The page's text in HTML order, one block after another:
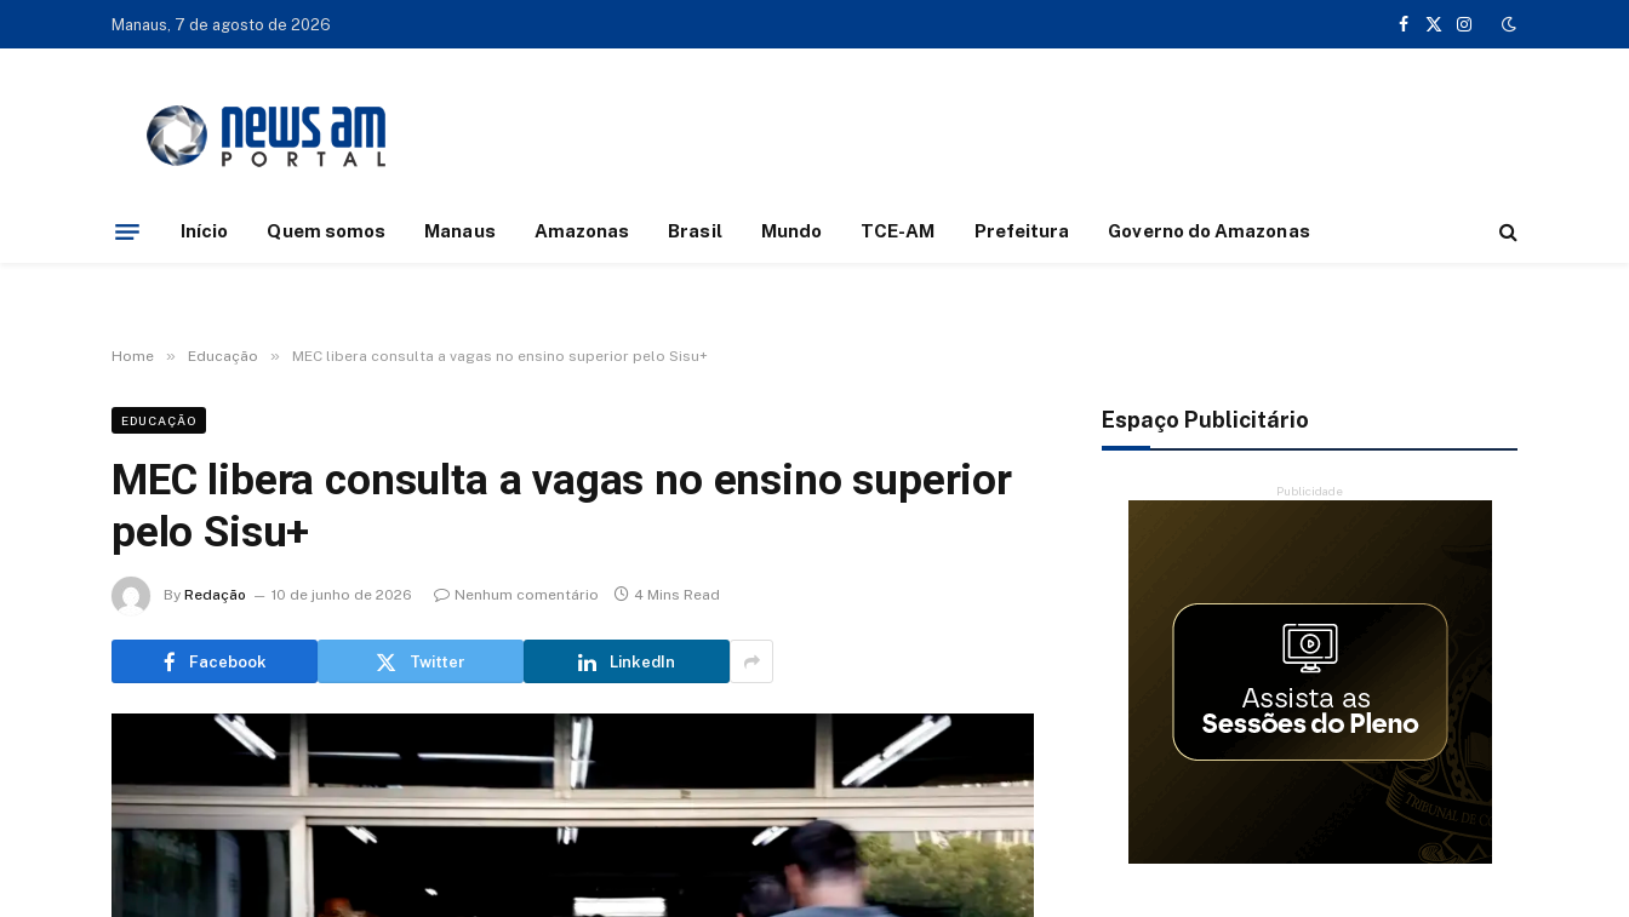
Manaus, 7 de agosto de 2026
Facebook
X
Instagram
Início Quem somos Manaus Amazonas Brasil Mundo TCE-AM Prefeitura Governo do Amazonas
Home » Educação » MEC libera consulta a vagas no ensino superior pelo Sisu+
EDUCAÇÃO
MEC libera consulta a vagas no ensino superior
pelo Sisu+
By Redação 10 de junho de 2026 Nenhum comentário 4 Mins Read
Facebook Twitter LinkedIn
Espaço Publicitário
Publicidade